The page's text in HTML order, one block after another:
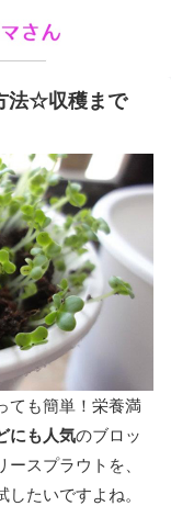
法☆収穫まで
ても簡単！栄養満
にも人気のブロッ
スプラウトを、
たいですよね。